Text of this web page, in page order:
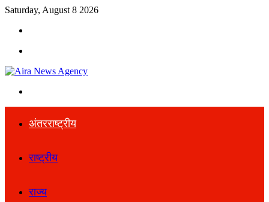
Saturday, August 8 2026
अंतरराष्ट्रीय
राष्ट्रीय
राज्य